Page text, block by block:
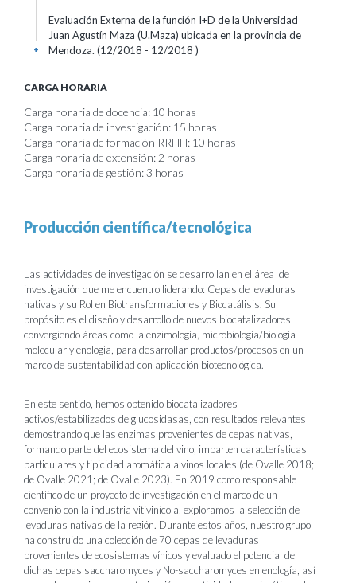
Evaluación Externa de la función I+D de la Universidad
Juan Agustín Maza (U.Maza) ubicada en la provincia de
Mendoza. (12/2018 - 12/2018 )
+
CARGA HORARIA
Carga horaria de docencia: 10 horas
Carga horaria de investigación: 15 horas
Carga horaria de formación RRHH: 10 horas
Carga horaria de extensión: 2 horas
Carga horaria de gestión: 3 horas
Producción científica/tecnológica
Las actividades de investigación se desarrollan en el área de
investigación que me encuentro liderando: Cepas de levaduras
nativas y su Rol en Biotransformaciones y Biocatálisis. Su
propósito es el diseño y desarrollo de nuevos biocatalizadores
convergiendo áreas como la enzimología, microbiología/biología
molecular y enología, para desarrollar productos/procesos en un
marco de sustentabilidad con aplicación biotecnológica.
En este sentido, hemos obtenido biocatalizadores
activos/estabilizados de glucosidasas, con resultados relevantes
demostrando que las enzimas provenientes de cepas nativas,
formando parte del ecosistema del vino, imparten características
particulares y tipicidad aromática a vinos locales (de Ovalle 2018;
de Ovalle 2021; de Ovalle 2023). En 2019 como responsable
científico de un proyecto de investigación en el marco de un
convenio con la industria vitivinícola, exploramos la selección de
levaduras nativas de la región. Durante estos años, nuestro grupo
ha construido una colección de 70 cepas de levaduras
provenientes de ecosistemas vínicos y evaluado el potencial de
dichas cepas saccharomyces y No-saccharomyces en enología, así